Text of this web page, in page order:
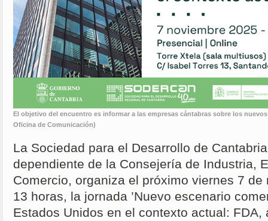
El objetivo del encuentro es informar a las empresas cántabras sobre los
Oficina de Comunicación)
La Sociedad para el Desarrollo de
dependiente de la Consejería de Industria,
Comercio, organiza el próximo viernes 7
13 horas, la jornada ’Nuevo escenario
Estados Unidos en el contexto actual: